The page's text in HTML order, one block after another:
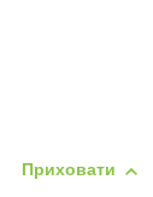
Приховати